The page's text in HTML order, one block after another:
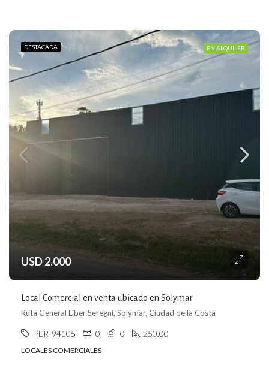
DESTACADA EN ALQUILER
USD 2.000
Local Comercial en venta ubicado en Solymar
Ruta General Líber Seregni, Solymar, Ciudad de la Costa
PER-94105 0 0 250.00
LOCALES COMERCIALES